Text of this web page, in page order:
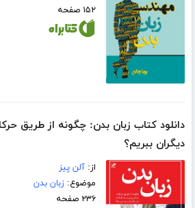
۱۵۲ صفحه
دانلود کتاب زبان بدن: چگونه از طریق
دیگران ببریم؟
از:آلن پیز
موضوع:زبان بدن
۲۳۶ صفحه